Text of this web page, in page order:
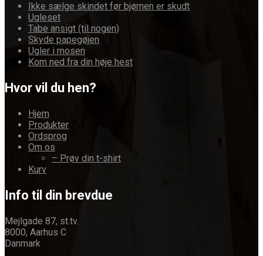
Ikke sælge skindet før bjørnen er skudt
Ugleset
Tabe ansigt (til nogen)
Skyde papegøjen
Ugler i mosen
Kom ned fra din høje hest
Hvor vil du hen?
Hjem
Produkter
Ordsprog
Om os
– Prøv din t-shirt
Kurv
Info til din brevdue
Mejlgade 87, st.tv.
8000, Aarhus C
Danmark